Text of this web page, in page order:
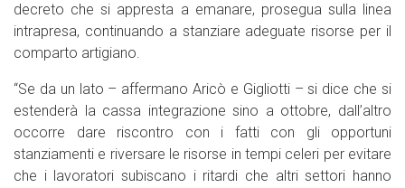
decreto che si appresta a emanare, prosegua sulla linea
intrapresa, continuando a stanziare adeguate risorse per il
comparto artigiano.
“Se da un lato – affermano Aricò e Gigliotti – si dice che si
estenderà la cassa integrazione sino a ottobre, dall’altro
occorre dare riscontro con i fatti con gli opportuni
stanziamenti e riversare le risorse in tempi celeri per evitare
che i lavoratori subiscano i ritardi che altri settori hanno